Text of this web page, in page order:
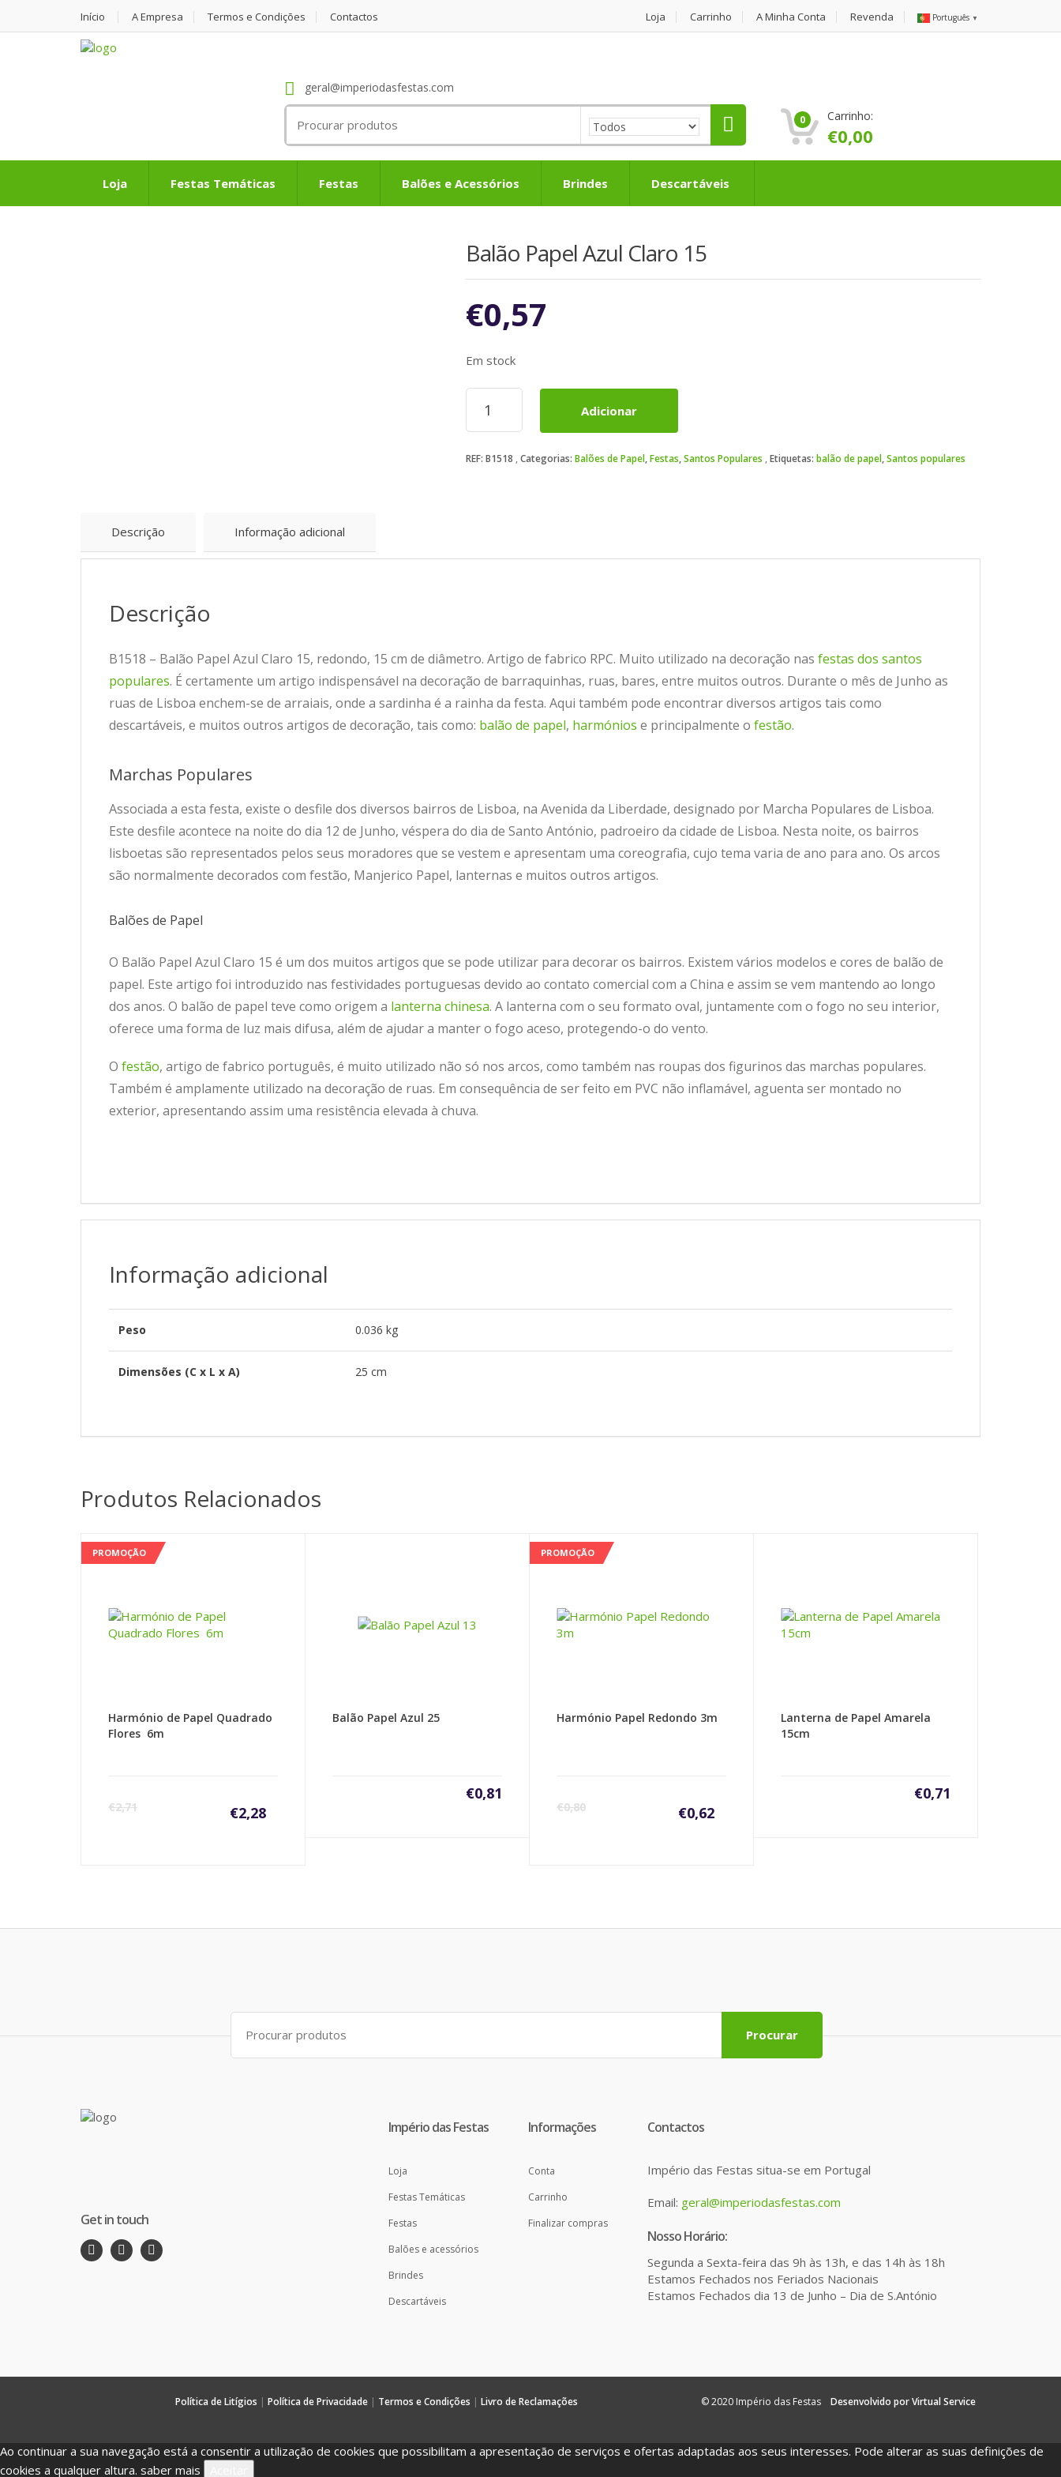
Início A Empresa Termos e Condições Contactos Loja Carrinho A Minha Conta Revenda Português ▼
geral@imperiodasfestas.com
for:
0 Carrinho:
€0,00
Loja Festas Temáticas Festas Balões e Acessórios Brindes Descartáveis
Balão Papel Azul Claro 15
€0,57
Em stock
Quantidade
Balão
Azul
Adicionar
REF: B1518 Categorias: Balões de Papel,Festas,Santos Populares Etiquetas: balão de papel,Santos populares
Descrição Informação adicional
Descrição
B1518 – Balão Papel Azul Claro 15, redondo, 15 cm de diâmetro. Artigo de fabrico RPC. Muito utilizado na decoração nas festas dos santos
populares. É certamente um artigo indispensável na decoração de barraquinhas, ruas, bares, entre muitos outros. Durante o mês de Junho as
ruas de Lisboa enchem-se de arraiais, onde a sardinha é a rainha da festa. Aqui também pode encontrar diversos artigos tais como
descartáveis, e muitos outros artigos de decoração, tais como: balão de papel, harmónios e principalmente o festão.
Marchas Populares
Associada a esta festa, existe o desfile dos diversos bairros de Lisboa, na Avenida da Liberdade, designado por Marcha Populares de Lisboa.
Este desfile acontece na noite do dia 12 de Junho, véspera do dia de Santo António, padroeiro da cidade de Lisboa. Nesta noite, os bairros
lisboetas são representados pelos seus moradores que se vestem e apresentam uma coreografia, cujo tema varia de ano para ano. Os arcos
são normalmente decorados com festão, Manjerico Papel, lanternas e muitos outros artigos.
Balões de Papel
O Balão Papel Azul Claro 15 é um dos muitos artigos que se pode utilizar para decorar os bairros. Existem vários modelos e cores de balão de
papel. Este artigo foi introduzido nas festividades portuguesas devido ao contato comercial com a China e assim se vem mantendo ao longo
dos anos. O balão de papel teve como origem a lanterna chinesa. A lanterna com o seu formato oval, juntamente com o fogo no seu interior,
oferece uma forma de luz mais difusa, além de ajudar a manter o fogo aceso, protegendo-o do vento.
O festão, artigo de fabrico português, é muito utilizado não só nos arcos, como também nas roupas dos figurinos das marchas populares.
Também é amplamente utilizado na decoração de ruas. Em consequência de ser feito em PVC não inflamável, aguenta ser montado no
exterior, apresentando assim uma resistência elevada à chuva.
Informação adicional
Peso 0.036 kg
Dimensões (C x L x A) 25 cm
Produtos Relacionados
PROMOÇÃO
Harmónio de Papel Quadrado
Flores 6m
€2,71 €2,28
Balão Papel Azul 25
€0,81
PROMOÇÃO
Harmónio Papel Redondo 3m
€0,80 €0,62
Lanterna de Papel Amarela
15cm
€0,71
Search
for:
Procurar
Get in touch
Império das Festas
Loja
Festas Temáticas
Festas
Balões e acessórios
Brindes
Descartáveis
Informações
Conta
Carrinho
Finalizar compras
Contactos
Império das Festas situa-se em Portugal
Email: geral@imperiodasfestas.com
Nosso Horário:
Segunda a Sexta-feira das 9h às 13h, e das 14h às 18h
Estamos Fechados nos Feriados Nacionais
Estamos Fechados dia 13 de Junho – Dia de S.António
Política de Litígios | Política de Privacidade | Termos e Condições | Livro de Reclamações © 2020 Império das Festas Desenvolvido por Virtual Service
Ao continuar a sua navegação está a consentir a utilização de cookies que possibilitam a apresentação de serviços e ofertas adaptadas aos seus interesses. Pode alterar as suas definições de
cookies a qualquer altura. saber mais